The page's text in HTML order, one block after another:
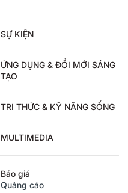
SỰ KIỆN
ỨNG DỤNG & ĐỔI MỚI SÁNG
TẠO
TRI THỨC & KỸ NĂNG SỐNG
MULTIMEDIA
Báo giá
Quảng cáo